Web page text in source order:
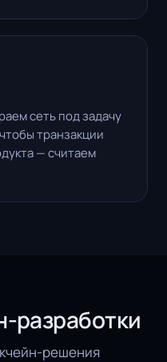
сеть под задачу
транзакции
— считаем
разработки
решения